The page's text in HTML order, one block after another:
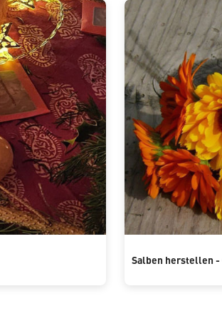
Salben herstellen -